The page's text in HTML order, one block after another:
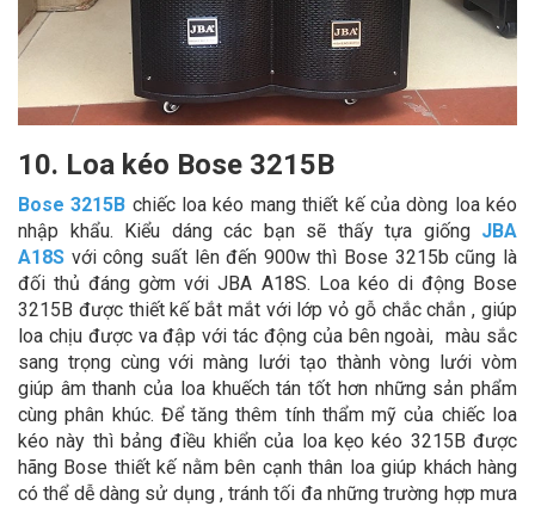
10. Loa kéo Bose 3215B
Bose 3215B chiếc loa kéo mang thiết kế của dòng loa kéo
nhập khẩu. Kiểu dáng các bạn sẽ thấy tựa giống JBA
A18S với công suất lên đến 900w thì Bose 3215b cũng là
đối thủ đáng gờm với JBA A18S. Loa kéo di động Bose
3215B được thiết kế bắt mắt với lớp vỏ gỗ chắc chắn , giúp
loa chịu được va đập với tác động của bên ngoài, màu sắc
sang trọng cùng với màng lưới tạo thành vòng lưới vòm
giúp âm thanh của loa khuếch tán tốt hơn những sản phẩm
cùng phân khúc. Để tăng thêm tính thẩm mỹ của chiếc loa
kéo này thì bảng điều khiển của loa kẹo kéo 3215B được
hãng Bose thiết kế nằm bên cạnh thân loa giúp khách hàng
có thể dễ dàng sử dụng , tránh tối đa những trường hợp mưa